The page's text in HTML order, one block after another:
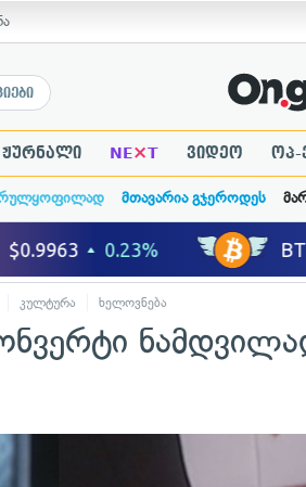
ჟურნალი NE×T ვიდეო ოპ-
მთავარია გჯეროდეს
კულტურა ხელოვნება